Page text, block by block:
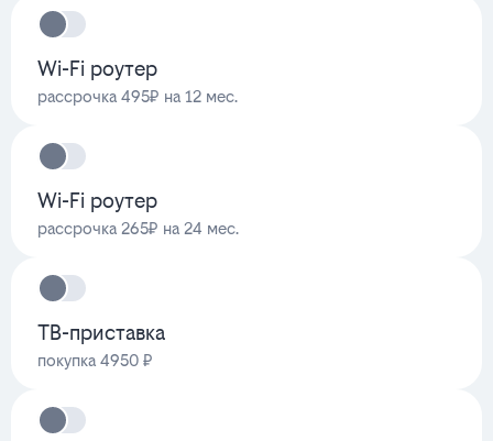
Wi-Fi роутер
рассрочка 495₽ на 12 мес.
Wi-Fi роутер
рассрочка 265₽ на 24 мес.
ТВ-приставка
покупка 4950 ₽